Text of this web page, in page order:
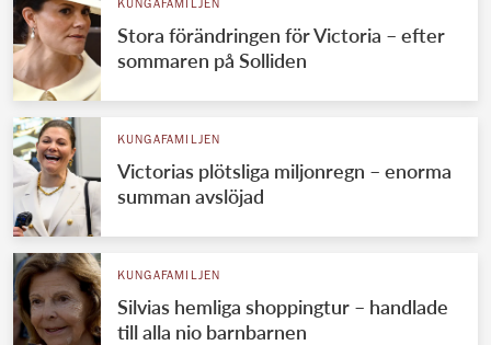
KUNGAFAMILJEN
Stora förändringen för Victoria – efter
sommaren på Solliden
KUNGAFAMILJEN
Victorias plötsliga miljonregn – enorma
summan avslöjad
KUNGAFAMILJEN
Silvias hemliga shoppingtur – handlade
till alla nio barnbarnen